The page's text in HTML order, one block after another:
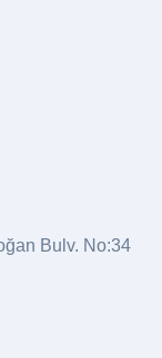
Bulv. No:34